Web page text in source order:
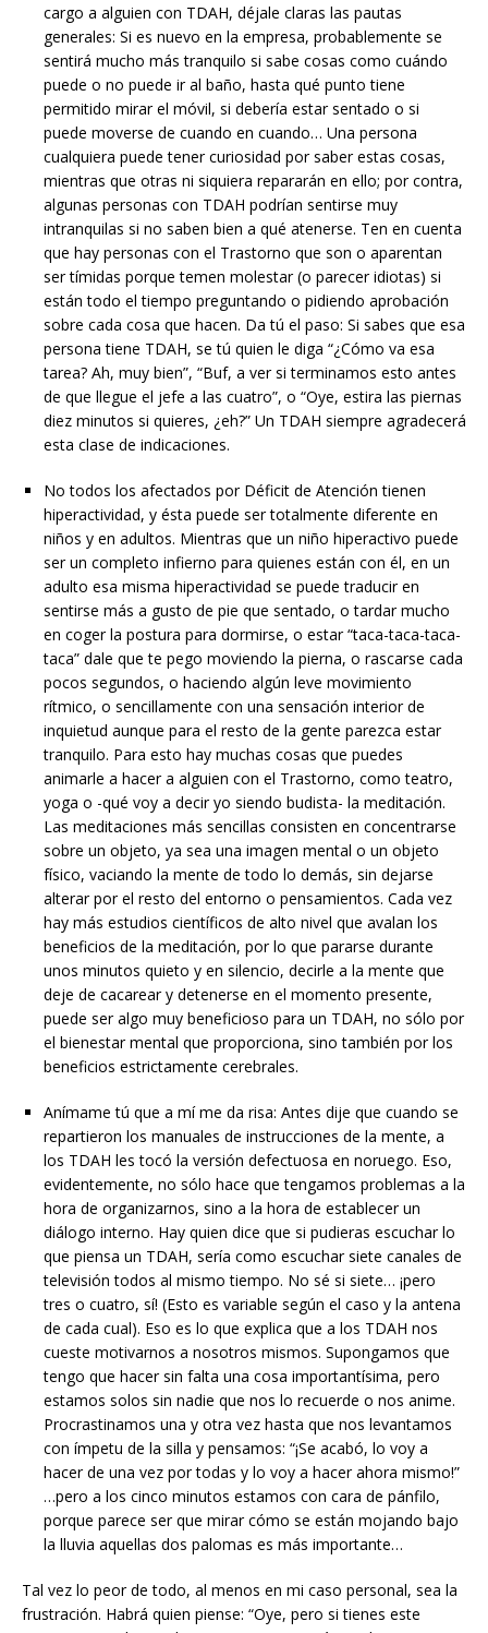
cargo a alguien con TDAH, déjale claras las pautas
generales: Si es nuevo en la empresa, probablemente se
sentirá mucho más tranquilo si sabe cosas como cuándo
puede o no puede ir al baño, hasta qué punto tiene
permitido mirar el móvil, si debería estar sentado o si
puede moverse de cuando en cuando… Una persona
cualquiera puede tener curiosidad por saber estas cosas,
mientras que otras ni siquiera repararán en ello; por contra,
algunas personas con TDAH podrían sentirse muy
intranquilas si no saben bien a qué atenerse. Ten en cuenta
que hay personas con el Trastorno que son o aparentan
ser tímidas porque temen molestar (o parecer idiotas) si
están todo el tiempo preguntando o pidiendo aprobación
sobre cada cosa que hacen. Da tú el paso: Si sabes que esa
persona tiene TDAH, se tú quien le diga “¿Cómo va esa
tarea? Ah, muy bien”, “Buf, a ver si terminamos esto antes
de que llegue el jefe a las cuatro”, o “Oye, estira las piernas
diez minutos si quieres, ¿eh?” Un TDAH siempre agradecerá
esta clase de indicaciones.
No todos los afectados por Déficit de Atención tienen
hiperactividad, y ésta puede ser totalmente diferente en
niños y en adultos. Mientras que un niño hiperactivo puede
ser un completo infierno para quienes están con él, en un
adulto esa misma hiperactividad se puede traducir en
sentirse más a gusto de pie que sentado, o tardar mucho
en coger la postura para dormirse, o estar “taca-taca-taca-
taca” dale que te pego moviendo la pierna, o rascarse cada
pocos segundos, o haciendo algún leve movimiento
rítmico, o sencillamente con una sensación interior de
inquietud aunque para el resto de la gente parezca estar
tranquilo. Para esto hay muchas cosas que puedes
animarle a hacer a alguien con el Trastorno, como teatro,
yoga o -qué voy a decir yo siendo budista- la meditación.
Las meditaciones más sencillas consisten en concentrarse
sobre un objeto, ya sea una imagen mental o un objeto
físico, vaciando la mente de todo lo demás, sin dejarse
alterar por el resto del entorno o pensamientos. Cada vez
hay más estudios científicos de alto nivel que avalan los
beneficios de la meditación, por lo que pararse durante
unos minutos quieto y en silencio, decirle a la mente que
deje de cacarear y detenerse en el momento presente,
puede ser algo muy beneficioso para un TDAH, no sólo por
el bienestar mental que proporciona, sino también por los
beneficios estrictamente cerebrales.
Anímame tú que a mí me da risa: Antes dije que cuando se
repartieron los manuales de instrucciones de la mente, a
los TDAH les tocó la versión defectuosa en noruego. Eso,
evidentemente, no sólo hace que tengamos problemas a la
hora de organizarnos, sino a la hora de establecer un
diálogo interno. Hay quien dice que si pudieras escuchar lo
que piensa un TDAH, sería como escuchar siete canales de
televisión todos al mismo tiempo. No sé si siete… ¡pero
tres o cuatro, sí! (Esto es variable según el caso y la antena
de cada cual). Eso es lo que explica que a los TDAH nos
cueste motivarnos a nosotros mismos. Supongamos que
tengo que hacer sin falta una cosa importantísima, pero
estamos solos sin nadie que nos lo recuerde o nos anime.
Procrastinamos una y otra vez hasta que nos levantamos
con ímpetu de la silla y pensamos: “¡Se acabó, lo voy a
hacer de una vez por todas y lo voy a hacer ahora mismo!”
…pero a los cinco minutos estamos con cara de pánfilo,
porque parece ser que mirar cómo se están mojando bajo
la lluvia aquellas dos palomas es más importante…
Tal vez lo peor de todo, al menos en mi caso personal, sea la
frustración. Habrá quien piense: “Oye, pero si tienes este